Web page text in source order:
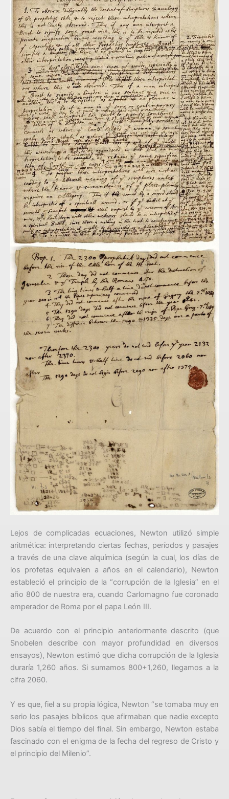
Lejos de complicadas ecuaciones, Newton utilizó simple
aritmética: interpretando ciertas fechas, períodos y pasajes
a través de una clave alquímica (según la cual, los días de
los profetas equivalen a años en el calendario), Newton
estableció el principio de la “corrupción de la Iglesia” en el
año 800 de nuestra era, cuando Carlomagno fue coronado
emperador de Roma por el papa León III.
De acuerdo con el principio anteriormente descrito (que
Snobelen describe con mayor profundidad en diversos
ensayos), Newton estimó que dicha corrupción de la Iglesia
duraría 1,260 años. Si sumamos 800+1,260, llegamos a la
cifra 2060.
Y es que, fiel a su propia lógica, Newton “se tomaba muy en
serio los pasajes bíblicos que afirmaban que nadie excepto
Dios sabía el tiempo del final. Sin embargo, Newton estaba
fascinado con el enigma de la fecha del regreso de Cristo y
el principio del Milenio”.